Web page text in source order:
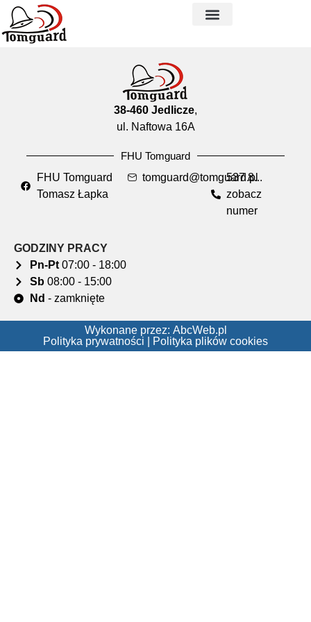
38-460 Jedlicze,
ul. Naftowa 16A
FHU Tomguard
537 8...
zobacz
numer
tomguard@tomguard.pl
FHU Tomguard
Tomasz Łapka
GODZINY PRACY
Pn-Pt 07:00 - 18:00
Sb 08:00 - 15:00
Nd - zamknięte
Wykonane przez: AbcWeb.pl
Polityka prywatności
Polityka plików cookies